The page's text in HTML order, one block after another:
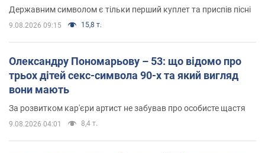
Державним символом є тільки перший куплет та приспів пісні
9.08.2026 09:15 15,8 т.
Олександру Пономарьову – 53: що відомо про
трьох дітей секс-символа 90-х та який вигляд
вони мають
За розвитком кар'єри артист не забував про особисте щастя
9.08.2026 04:01 8,4 т.